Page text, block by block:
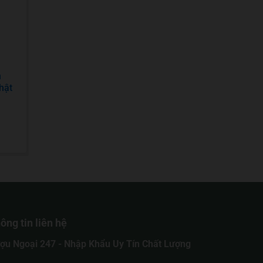
tin liên hệ
Ngoại 247 - Nhập Khẩu Uy Tín Chất Lượng